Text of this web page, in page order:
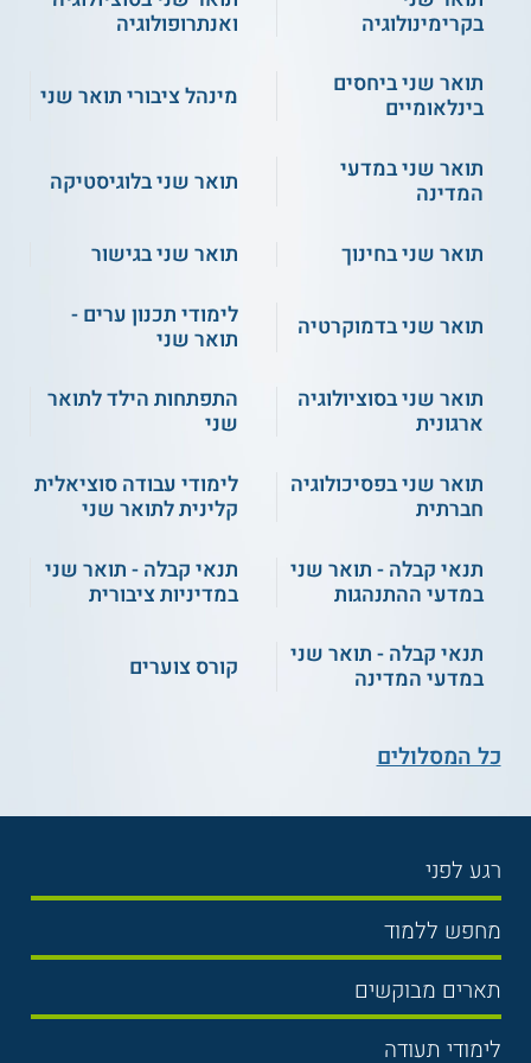
לבחון סוגיות מתקדמות בתחום חקר הביצועים
תואר שני בגיאוגרפיה:תואר מוסמך
בגיאוגרפיה ניתן ללמוד במסלול ללא התמחות
וניהול, תכנון ומדיניות סביבה או כחלק מתכנית
לתואר שני בגיאוגרפיה ותכנון עירוני.
תואר שני בסוציולוגיה ואנתרופולוגיה:ניתן
ללמוד במסלול עם או ללא תזה, במסגרת
מגמות התמחות כגון דמוגרפיה, סוציולוגיה,
לימודי ארגון או אנתרופולוגיה.
** לתשומת לבך נכונות המידע עלולה להשתנות
מעת לעת. המידע המוצג כאן נכתב ונערך על ידי
הלימודים לא מתקיים קשר מכל סוג שהוא.
בקרימינולוגיה
ואנתרופולוגיה
תואר שני ביחסים
בינלאומיים
מינהל ציבורי תואר שני
תואר שני במדעי
המדינה
תואר שני בלוגיסטיקה
תואר שני בחינוך תואר שני בגישור
תואר שני בדמוקרטיה
לימודי תכנון ערים -
תואר שני
תואר שני בסוציולוגיה
ארגונית
התפתחות הילד לתואר
שני
תואר שני בפסיכולוגיה
חברתית
לימודי עבודה סוציאלית
קלינית לתואר שני
תנאי קבלה - תואר שני
במדעי ההתנהגות
תנאי קבלה - תואר שני
במדיניות ציבורית
תנאי קבלה - תואר שני
במדעי המדינה
קורס צוערים
כל המסלולים
רגע לפני
בחירת לימודים
תנאי קבלה
שכר לימוד
אוניברסיטה
מחפש ללמוד
תואר ראשון
תואר שני
תארים מבוקשים
משפטים
לימודי תעודה